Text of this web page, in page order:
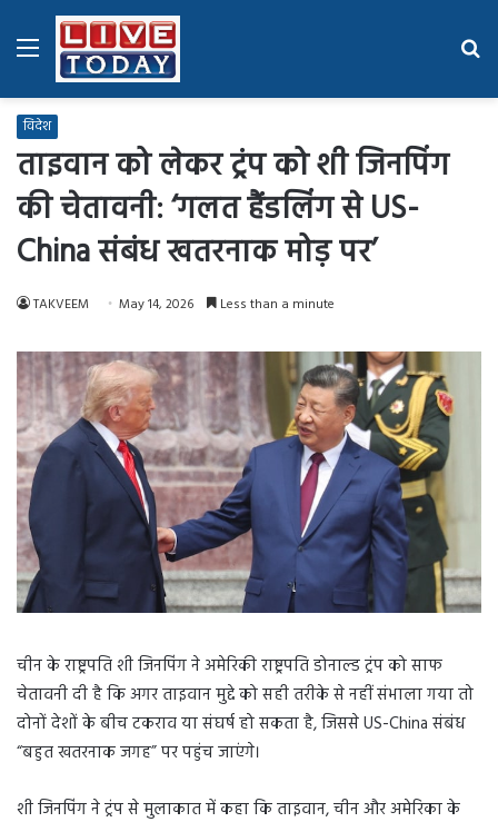
Menu
विदेश
ताइवान को लेकर ट्रंप को शी जिनपिंग
की चेतावनी: ‘गलत हैंडलिंग से US-
China संबंध खतरनाक मोड़ पर’
TAKVEEM May 14, 2026 Less than a minute
चीन के राष्ट्रपति शी जिनपिंग ने अमेरिकी राष्ट्रपति डोनाल्ड ट्रंप को साफ
चेतावनी दी है कि अगर ताइवान मुद्दे को सही तरीके से नहीं संभाला गया तो
दोनों देशों के बीच टकराव या संघर्ष हो सकता है, जिससे US-China संबंध
“बहुत खतरनाक जगह” पर पहुंच जाएंगे।
शी जिनपिंग ने ट्रंप से मुलाकात में कहा कि ताइवान, चीन और अमेरिका के